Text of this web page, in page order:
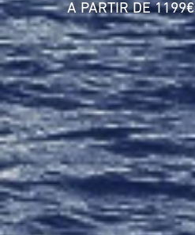
A PARTIR DE 1199€